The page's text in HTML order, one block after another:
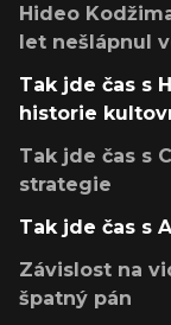
Hideo
let nešlápnul
Tak jde čas s
historie
Tak jde čas s
strategie
Tak jde čas s
Závislost na
špatný pán